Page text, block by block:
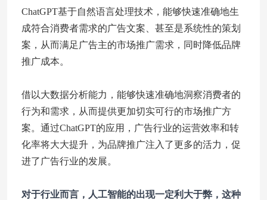
ChatGPT基于自然语言处理技术，能够快速准确地生
成符合消费者需求的广告文案、甚至是系统性的策划
案，从而满足广告主的市场推广需求，同时降低品牌
推广成本。
借以大数据分析能力，能够快速准确地洞察消费者的
行为和需求，从而提供更加切实可行的市场推广方
案。通过ChatGPT的应用，广告行业的运营效率和转
化率将大大提升，为品牌推广注入了更多的活力，促
进了广告行业的发展。
对于行业而言，人工智能的出现一定利大于弊，这种